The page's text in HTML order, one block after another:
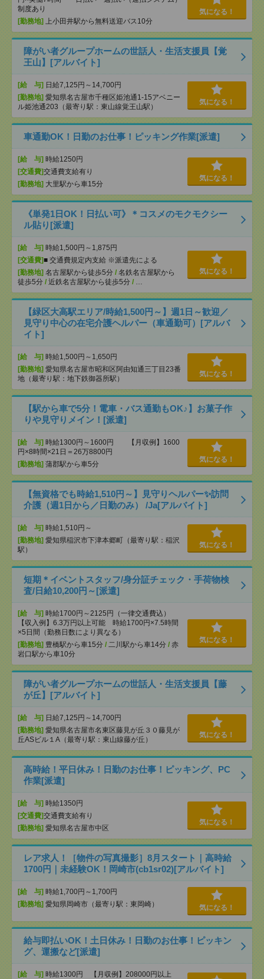
制度あり
[勤務地] 上小田井駅から無料送迎バス10分
気になる！
障がい者グループホームの世話人・生活支援員【覚
王山】[アルバイト]
[給 与] 日給7,125円～14,700円
[勤務地] 愛知県名古屋市千種区姫池通1-15アベニー
ル姫池通203（最寄り駅：東山線覚王山駅）
気になる！
車通勤OK！日勤のお仕事！ピッキング作業[派遣]
[給 与] 時給1250円
[交通費]交通費支給有り
[勤務地] 大里駅から車15分
気になる！
《単発1日OK！日払い可》＊コスメのモクモクシー
ル貼り[派遣]
[給 与] 時給1,500円～1,875円
[交通費]■ 交通費規定内支給 ※派遣先による
[勤務地] 名古屋駅から徒歩5分 / 名鉄名古屋駅から
徒歩5分 / 近鉄名古屋駅から徒歩5分 / …
気になる！
【緑区大高駅エリア/時給1,500円～】週1日～歓迎／
見守り中心の在宅介護ヘルパー（車通勤可）[アルバ
イト]
[給 与] 時給1,500円～1,650円
[勤務地] 愛知県名古屋市昭和区阿由知通三丁目23番
地（最寄り駅：地下鉄御器所駅）
気になる！
【駅から車で5分！電車・バス通勤もOK♪】お菓子作
りや見守りメイン！[派遣]
[給 与] 時給1300円～1600円 【月収例】1600
円×8時間×21日＝26万8800円
[勤務地] 蒲郡駅から車5分
気になる！
【無資格でも時給1,510円～】見守りヘルパー✨訪問
介護（週1日から／日勤のみ） /Ja[アルバイト]
[給 与] 時給1,510円～
[勤務地] 愛知県稲沢市下津本郷町（最寄り駅：稲沢
駅）
気になる！
短期＊イベントスタッフ/身分証チェック・手荷物検
査/日給10,200円～[派遣]
[給 与] 時給1700円～2125円（一律交通費込）
【収入例】6.3万円以上可能 時給1700円×7.5時間
×5日間（勤務日数により異なる）
[勤務地] 豊橋駅から車15分 / 二川駅から車14分 / 赤
岩口駅から車10分
気になる！
障がい者グループホームの世話人・生活支援員【藤
が丘】[アルバイト]
[給 与] 日給7,125円～14,700円
[勤務地] 愛知県名古屋市名東区藤見が丘３０藤見が
丘ASビル１A（最寄り駅：東山線藤が丘）
気になる！
高時給！平日休み！日勤のお仕事！ピッキング、PC
作業[派遣]
[給 与] 時給1350円
[交通費]交通費支給有り
[勤務地] 愛知県名古屋市中区
気になる！
レア求人！［物件の写真撮影］8月スタート｜高時給
1700円｜未経験OK！岡崎市(cb1sr02)[アルバイト]
[給 与] 時給1,700円～1,700円
[勤務地] 愛知県岡崎市（最寄り駅：東岡崎） 気になる！
給与即払いOK！土日休み！日勤のお仕事！ピッキン
グ、運搬など[派遣]
[給 与] 時給1300円 【月収例】208000円以上